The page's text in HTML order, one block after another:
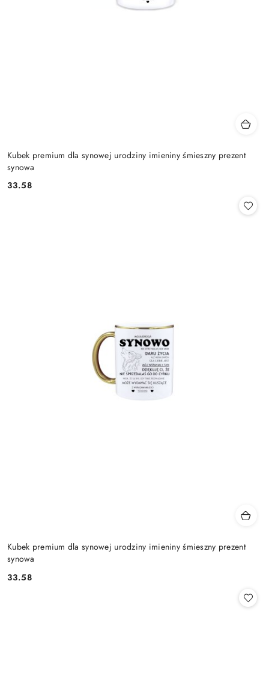
Kubek premium dla synowej urodziny imieniny śmieszny prezent
synowa
Cena:
33.58
Kubek premium dla synowej urodziny imieniny śmieszny prezent
synowa
Cena:
33.58